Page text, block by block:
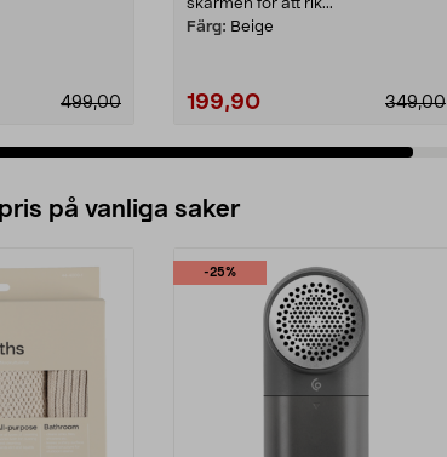
499,00
skärmen för att rik...
Färg: Beige
199,90 349,00
på vanliga saker
-25%